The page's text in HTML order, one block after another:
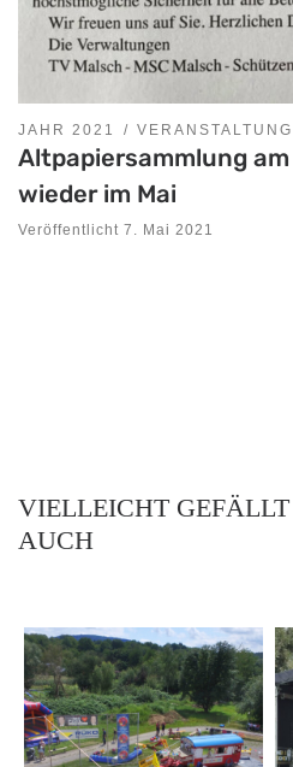
JAHR 2021
Altpapiersammlung
wieder im Mai
Veröffentlicht 7. Mai 2021
VIELLEICHT
AUCH